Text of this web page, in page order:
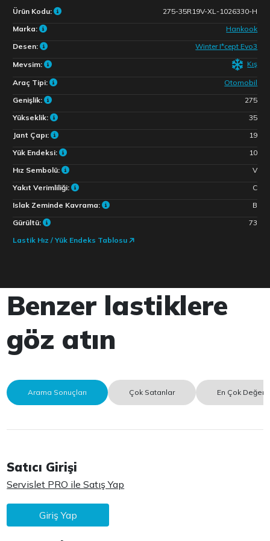
Ürün Kodu:
275-35R19V-XL-1026330-H
Marka:
Hankook
Desen:
Winter I*cept Evo3
Mevsim: Kış
Araç Tipi:
Otomobil
Genişlik:
275
Yükseklik:
35
Jant Çapı:
19
Yük Endeksi:
10
Hız Sembolü:
V
Yakıt Verimliliği:
C
Islak Zeminde Kavrama:
B
Gürültü:
73
Lastik Hız / Yük Endeks Tablosu
Benzer lastiklere
göz atın
Arama Sonuçları Çok Satanlar En Çok
Satıcı Girişi
Servislet PRO ile Satış Yap
Giriş Yap